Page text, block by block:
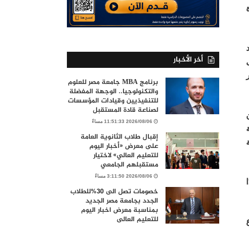
أخر الأخبار
برنامج MBA جامعة مصر للعلوم
والتكنولوجيا.. الوجهة المفضلة
للتنفيذيين وقيادات المؤسسات
لصناعة قادة المستقبل
2026/08/06 11:51:33 مساءً
إقبال طلاب الثانوية العامة
على معرض «أخبار اليوم
للتعليم العالي» لاختيار
مستقبلهم الجامعي
2026/08/06 3:11:50 مساءً
خصومات تصل الى 30%للطلاب
الجدد بجامعة مصر الجديد
بمناسبة معرض اخبار اليوم
للتعليم العالى